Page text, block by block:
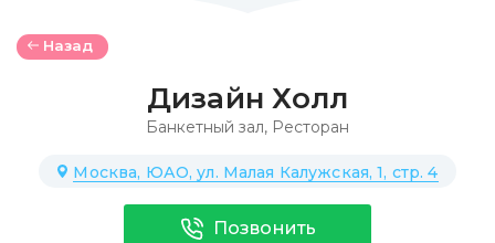
Назад
Дизайн Холл
Банкетный зал, Ресторан
Москва, ЮАО, ул. Малая Калужская, 1, стр. 4
Позвонить